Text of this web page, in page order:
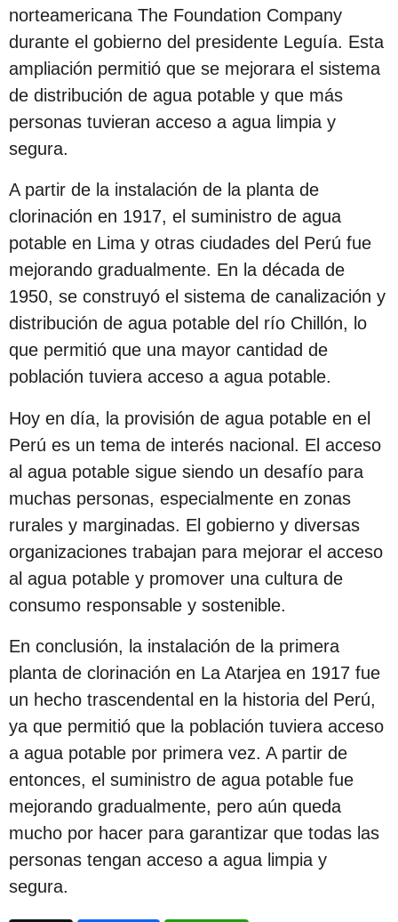
norteamericana The Foundation Company
durante el gobierno del presidente Leguía. Esta
ampliación permitió que se mejorara el sistema
de distribución de agua potable y que más
personas tuvieran acceso a agua limpia y
segura.
A partir de la instalación de la planta de
clorinación en 1917, el suministro de agua
potable en Lima y otras ciudades del Perú fue
mejorando gradualmente. En la década de
1950, se construyó el sistema de canalización y
distribución de agua potable del río Chillón, lo
que permitió que una mayor cantidad de
población tuviera acceso a agua potable.
Hoy en día, la provisión de agua potable en el
Perú es un tema de interés nacional. El acceso
al agua potable sigue siendo un desafío para
muchas personas, especialmente en zonas
rurales y marginadas. El gobierno y diversas
organizaciones trabajan para mejorar el acceso
al agua potable y promover una cultura de
consumo responsable y sostenible.
En conclusión, la instalación de la primera
planta de clorinación en La Atarjea en 1917 fue
un hecho trascendental en la historia del Perú,
ya que permitió que la población tuviera acceso
a agua potable por primera vez. A partir de
entonces, el suministro de agua potable fue
mejorando gradualmente, pero aún queda
mucho por hacer para garantizar que todas las
personas tengan acceso a agua limpia y
segura.